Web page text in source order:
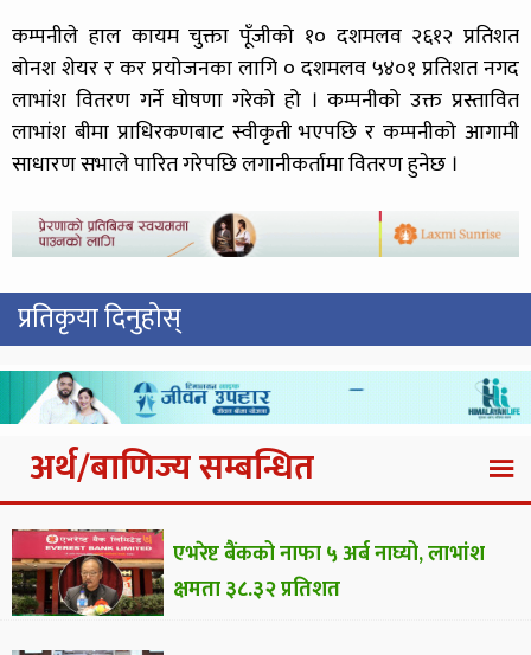
कम्पनीले हाल कायम चुक्ता पूँजीको १० दशमलव २६१२ प्रतिशत
बोनश शेयर र कर प्रयोजनका लागि ० दशमलव ५४०१ प्रतिशत नगद
लाभांश वितरण गर्ने घोषणा गरेको हो । कम्पनीको उक्त प्रस्तावित
लाभांश बीमा प्राधिरकणबाट स्वीकृती भएपछि र कम्पनीको आगामी
साधारण सभाले पारित गरेपछि लगानीकर्तामा वितरण हुनेछ ।
प्रतिकृया दिनुहोस्
अर्थ/बाणिज्य सम्बन्धित
एभरेष्ट बैंकको नाफा ५ अर्ब नाघ्यो, लाभांश
क्षमता ३८.३२ प्रतिशत